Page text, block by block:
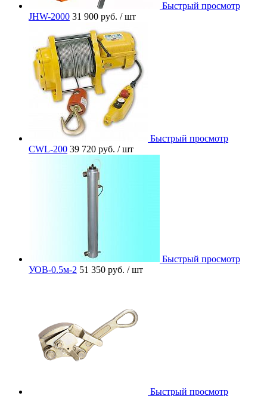
Быстрый просмотр
JHW-2000 31 900 руб. / шт
Быстрый просмотр
CWL-200 39 720 руб. / шт
Быстрый просмотр
УОВ-0.5м-2 51 350 руб. / шт
Быстрый просмотр